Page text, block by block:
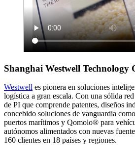
Shanghai Westwell
Westwell es pionera en soluciones
logística a gran escala. Con una sólida
de PI que comprende patentes, diseños
concebido soluciones de vanguardia
puertos marítimos y Qomolo® para
autónomos alimentados con nuevas
160 clientes en 18 países y regiones.